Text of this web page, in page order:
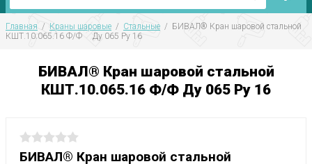
Главная
  /
Краны шаровые
  /
Стальные
  /  БИВАЛ® Кран шаровой стальной
КШТ.10.065.16 Ф/Ф     Ду 065 Ру 16
БИВАЛ® Кран шаровой стальной
КШТ.10.065.16 Ф/Ф Ду 065 Ру 16
БИВАЛ® Кран шаровой стальной